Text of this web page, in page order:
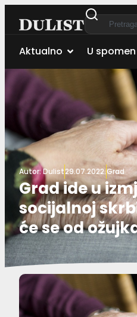
Aktualno U spomen
Autor:Dulist29.07.2022.Grad
Grad ide u
socijalnoj
će se od